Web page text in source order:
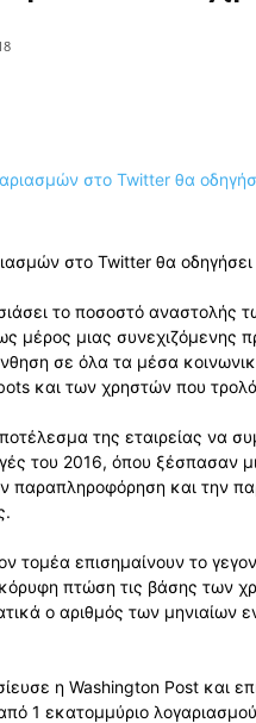
στο Twitter θα
το ποσοστό αναστολής
μέρος μιας συνεχιζόμενης
σε όλα τα μέσα
και των χρηστών που
της εταιρείας να
του 2016, όπου ξέσπασαν
παραπληροφόρηση και την
τομέα επισημαίνουν το
πτώση τις βάσης των
ο αριθμός των μηνιαίων
η Washington Post και
1 εκατομμύριο